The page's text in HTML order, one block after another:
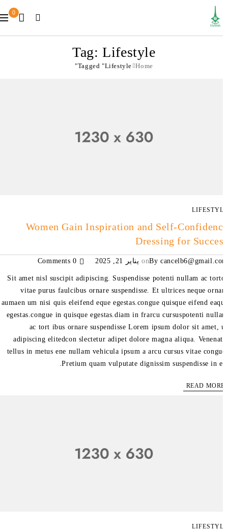
0
Tag: Lifestyle
Home
Tagged "Lifestyle"
Women Gain Inspiration and Self-
Dressing for
By
on يناير 21, 2025 0 Comments
Sit amet nisl suscipit adipiscing. Suspendisse potenti nullam ac
vitae purus faulcibus ornare suspendisse. Et ultrices neque
aumaen um nisi quis eleifend eque egestas.congue quisque eifend
egestas.congue in quisque egestas.diam in frarcu cursuspotenti
ac tort ibus ornare suspendisse Lorem ipsum dolor sit amet,
adipiscing elitedcon slectetur adipet dolore magna aliqua.
tellus in metus ene nullam vehicula ipsum a arcu cursus vitae
Pretium quam vulputate dignissim suspendisse in
READ